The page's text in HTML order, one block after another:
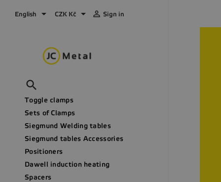
English  CZK Kč   Sign in

Toggle clamps
Sets of Clamps
Siegmund Welding tables
Siegmund tables Accessories
Positioners
Dawell induction heating
Spacers